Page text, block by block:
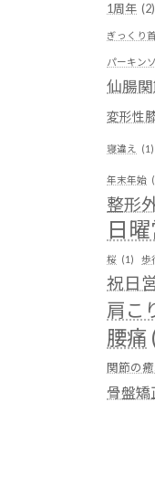
1周年 (2)
ぎっくり首
パーキン
仙腸
変形性
寝違え (1)
年末年始
整形
日
桜 (1) 歩
祝日
肩こ
腰痛
関節の
骨盤矯